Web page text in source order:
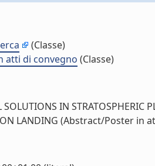
(Classe)
atti di convegno (Classe)
IN STRATOSPHERIC
ON LANDING (Abstract/Poster in